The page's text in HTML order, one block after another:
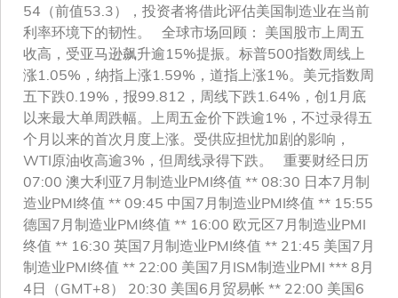
54（前值53.3），投资者将借此评估美国制造业在当前
利率环境下的韧性。 全球市场回顾： 美国股市上周五
收高，受亚马逊飙升逾15%提振。标普500指数周线上
涨1.05%，纳指上涨1.59%，道指上涨1%。美元指数周
五下跌0.19%，报99.812，周线下跌1.64%，创1月底
以来最大单周跌幅。上周五金价下跌逾1%，不过录得五
个月以来的首次月度上涨。受供应担忧加剧的影响，
WTI原油收高逾3%，但周线录得下跌。 重要财经日历
07:00 澳大利亚7月制造业PMI终值 ** 08:30 日本7月制
造业PMI终值 ** 09:45 中国7月制造业PMI终值 ** 15:55
德国7月制造业PMI终值 ** 16:00 欧元区7月制造业PMI
终值 ** 16:30 英国7月制造业PMI终值 ** 21:45 美国7月
制造业PMI终值 ** 22:00 美国7月ISM制造业PMI *** 8月
4日（GMT+8） 20:30 美国6月贸易帐 ** 22:00 美国6